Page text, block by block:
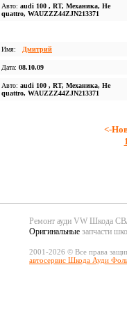
Авто: audi 100 , RT, Механика, Не
quattro, WAUZZZ44ZJN213371
Имя: Дмитрий
Дата: 08.10.09
Авто: audi 100 , RT, Механика, Не
quattro, WAUZZZ44ZJN213371
<-
Ремонт ауди VW Шкода
Оригинальные запчасти
2001-2026 © Все права
автосервис Шкода Ауди